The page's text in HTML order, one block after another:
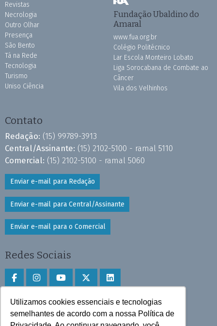
Utilizamos cookies essenciais e tecnologias
semelhantes de acordo com a nossa Política de
Revistas
Necrologia
Outro Olhar
Presença
São Bento
Tá na Rede
Tecnologia
Turismo
Uniso Ciência
Fundação Ubaldino do
Amaral
www.fua.org.br
Colégio Politécnico
Lar Escola Monteiro Lobato
Liga Sorocabana de Combate ao
Câncer
Vila dos Velhinhos
Contato
Redação: (15) 99789-3913
Central/Assinante: (15) 2102-5100 - ramal 5110
Comercial: (15) 2102-5100 - ramal 5060
Enviar e-mail para Redação
Enviar e-mail para Central/Assinante
Enviar e-mail para o Comercial
Redes Sociais
Faça download do aplicativo